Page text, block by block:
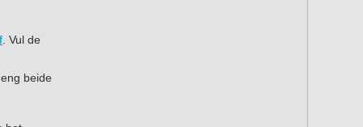
. Vul de
beide